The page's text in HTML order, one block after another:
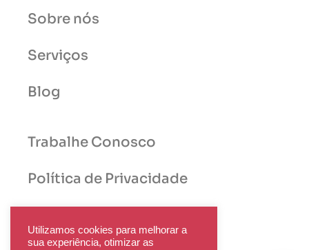
Sobre nós
Serviços
Blog
Trabalhe Conosco
Política de Privacidade
Utilizamos cookies para melhorar a
sua experiência, otimizar as